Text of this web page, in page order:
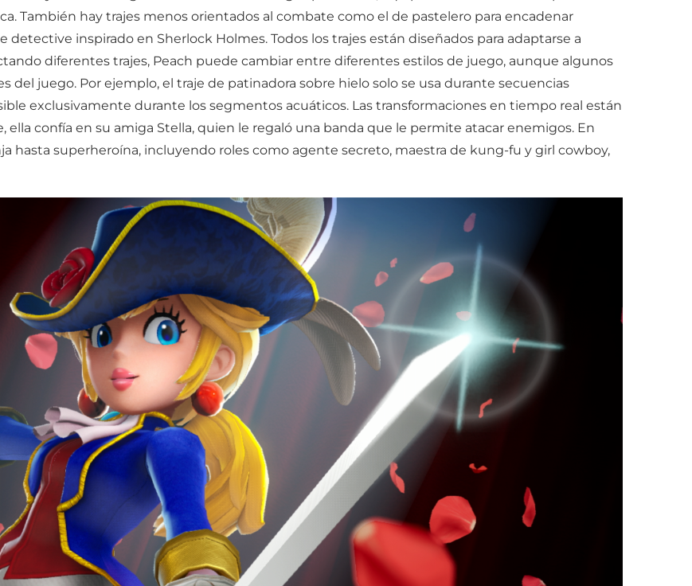
También hay trajes menos orientados al combate como el de pastelero para encadenar
inspirado en Sherlock Holmes. Todos los trajes están diseñados para adaptarse a
diferentes trajes, Peach puede cambiar entre diferentes estilos de juego, aunque algunos
del juego. Por ejemplo, el traje de patinadora sobre hielo solo se usa durante secuencias
exclusivamente durante los segmentos acuáticos. Las transformaciones en tiempo real están
ella confía en su amiga Stella, quien le regaló una banda que le permite atacar enemigos. En
hasta superheroína, incluyendo roles como agente secreto, maestra de kung-fu y girl cowboy,